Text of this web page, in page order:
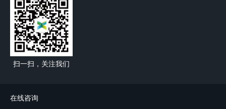
扫一扫，关注我们
在线咨询